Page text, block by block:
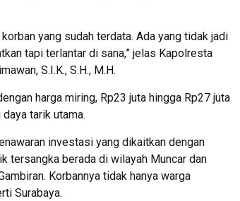
yang sudah terdata. Ada yang tidak jadi
tapi terlantar di sana,” jelas Kapolresta
S.I.K., S.H., M.H.
harga miring, Rp23 juta hingga Rp27 juta
tarik utama.
investasi yang dikaitkan dengan
tersangka berada di wilayah Muncar dan
Korbannya tidak hanya warga
Surabaya.